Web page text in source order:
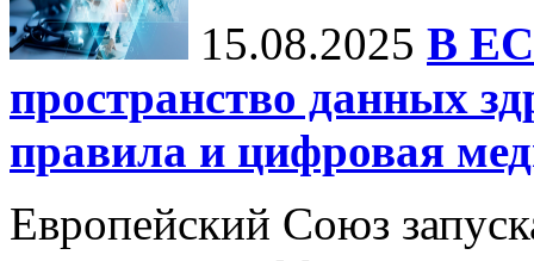
15.08.2025 В ЕС
пространство данных
правила и цифровая
Европейский Союз